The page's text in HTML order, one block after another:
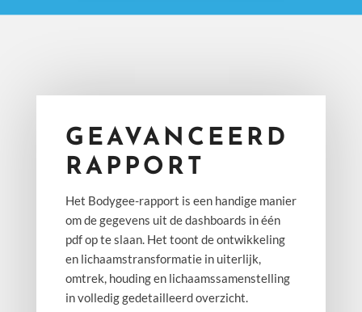
GEAVANCEERD
RAPPORT
Het Bodygee-rapport is een handige manier
om de gegevens uit de dashboards in één
pdf op te slaan. Het toont de ontwikkeling
en lichaamstransformatie in uiterlijk,
omtrek, houding en lichaamssamenstelling
in volledig gedetailleerd overzicht.